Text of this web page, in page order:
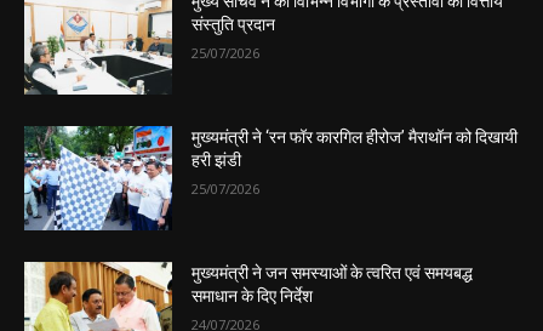
संस्तुति प्रदान
25/07/2026
मुख्यमंत्री ने ‘रन फॉर कारगिल हीरोज’ मैराथॉन को दिखायी
हरी झंडी
25/07/2026
मुख्यमंत्री ने जन समस्याओं के त्वरित एवं समयबद्ध
समाधान के दिए निर्देश
24/07/2026